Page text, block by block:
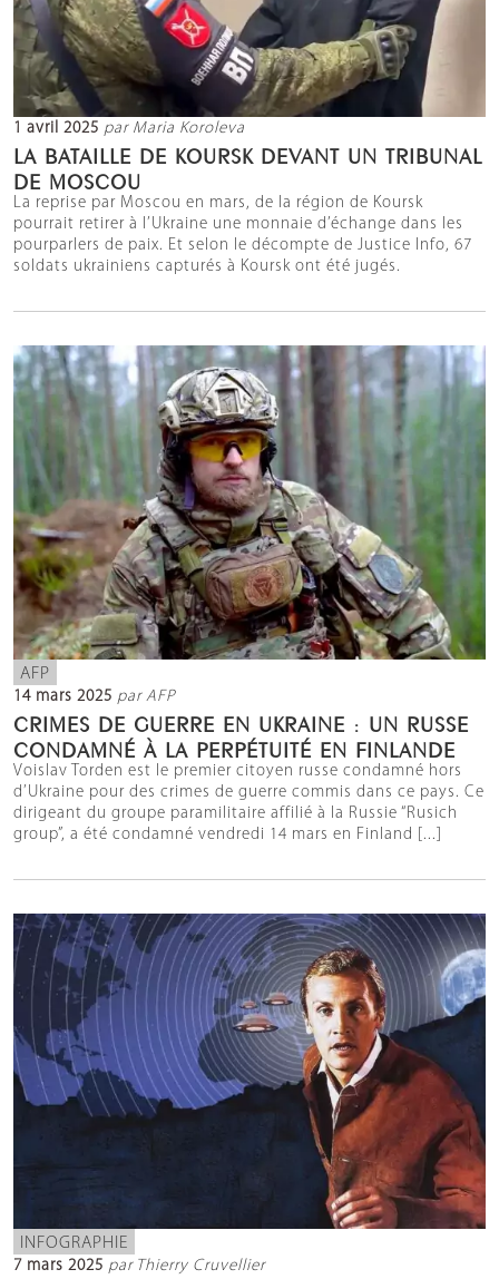
1 avril 2025 par Maria Koroleva
LA BATAILLE DE KOURSK DEVANT UN TRIBUNAL
DE MOSCOU
La reprise par Moscou en mars, de la région de Koursk
pourrait retirer à l’Ukraine une monnaie d’échange dans les
pourparlers de paix. Et selon le décompte de Justice Info, 67
soldats ukrainiens capturés à Koursk ont été jugés.
AFP
14 mars 2025 par AFP
CRIMES DE GUERRE EN UKRAINE : UN RUSSE
CONDAMNÉ À LA PERPÉTUITÉ EN FINLANDE
Voislav Torden est le premier citoyen russe condamné hors
d’Ukraine pour des crimes de guerre commis dans ce pays. Ce
dirigeant du groupe paramilitaire affilié à la Russie “Rusich
group”, a été condamné vendredi 14 mars en Finland [...]
INFOGRAPHIE
7 mars 2025 par Thierry Cruvellier